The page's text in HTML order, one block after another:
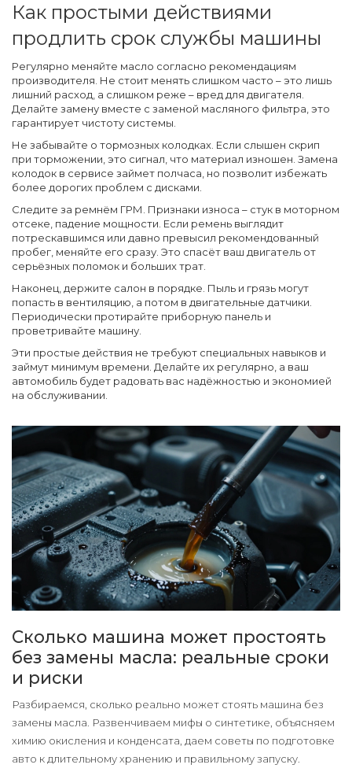
Как простыми действиями
продлить срок службы машины
Регулярно меняйте масло согласно рекомендациям
производителя. Не стоит менять слишком часто – это лишь
лишний расход, а слишком реже – вред для двигателя.
Делайте замену вместе с заменой масляного фильтра, это
гарантирует чистоту системы.
Не забывайте о тормозных колодках. Если слышен скрип
при торможении, это сигнал, что материал изношен. Замена
колодок в сервисе займет полчаса, но позволит избежать
более дорогих проблем с дисками.
Следите за ремнём ГРМ. Признаки износа – стук в моторном
отсеке, падение мощности. Если ремень выглядит
потрескавшимся или давно превысил рекомендованный
пробег, меняйте его сразу. Это спасёт ваш двигатель от
серьёзных поломок и больших трат.
Наконец, держите салон в порядке. Пыль и грязь могут
попасть в вентиляцию, а потом в двигательные датчики.
Периодически протирайте приборную панель и
проветривайте машину.
Эти простые действия не требуют специальных навыков и
займут минимум времени. Делайте их регулярно, а ваш
автомобиль будет радовать вас надёжностью и экономией
на обслуживании.
Сколько машина может простоять
без замены масла: реальные сроки
и риски
Разбираемся, сколько реально может стоять машина без
замены масла. Развенчиваем мифы о синтетике, объясняем
химию окисления и конденсата, даем советы по подготовке
авто к длительному хранению и правильному запуску.